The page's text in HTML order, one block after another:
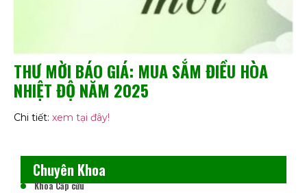
THƯ MỜI BÁO GIÁ: MUA SẮM ĐIỀU HÒA
NHIỆT ĐỘ NĂM 2025
Chi tiết: xem tại đây!
Chuyên Khoa
Khoa Cấp cứu